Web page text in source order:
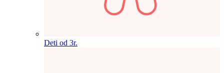
Deti od 3r.